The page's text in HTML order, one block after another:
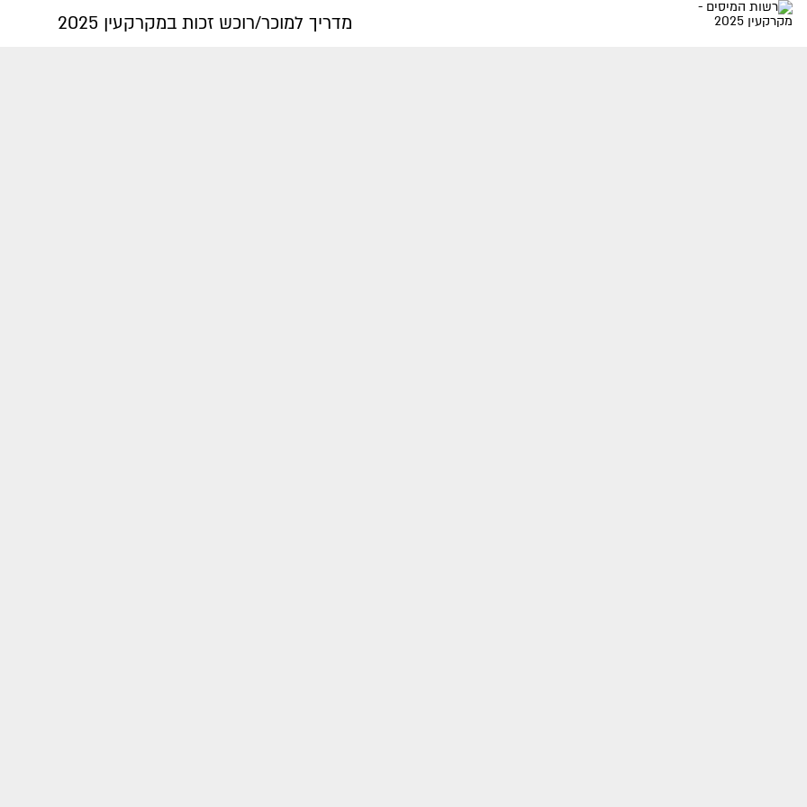
מדריך למוכר/רוכש זכות במקרקעין 2025